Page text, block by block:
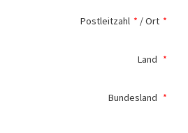
Postleitzahl * /Ort *
Land *
Bundesland *